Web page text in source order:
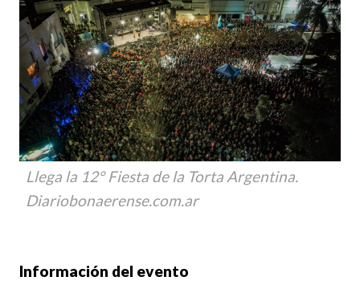
Llega la 12° Fiesta de la Torta Argentina.
Diariobonaerense.com.ar
Información del evento